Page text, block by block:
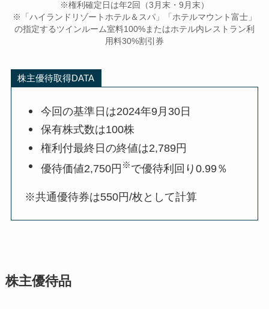
※権利確定日は年2回（3月末・9月末）
※「ハイランドリゾートホテル＆スパ」「ホテルマウント富士」
の指定するツインルーム室料100%またはホテル内レストラン利
用料30%割引券
株主優待取得DATA
今回の基準日は2024年9月30日
保有株式数は100株
権利付最終日の終値は2,789円
優待価値2,750円 ※で優待利回り0.99％
※共通優待券は550円/枚として計算
株主優待品